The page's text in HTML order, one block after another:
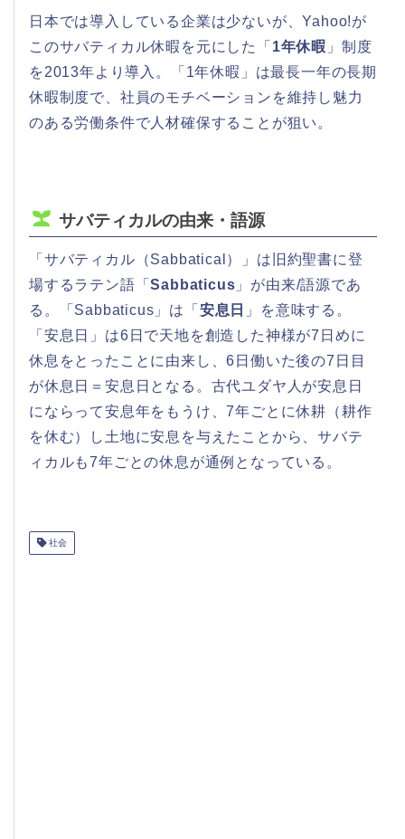
日本では導入している企業は少ないが、Yahoo!が
このサバティカル休暇を元にした「 1年休暇 」制度
を2013年より導入。「1年休暇」は最長一年の長期
休暇制度で、社員のモチベーションを維持し魅力
のある労働条件で人材確保することが狙い。
サバティカルの由来・語源
「サバティカル（Sabbatical）」は旧約聖書に登
場するラテン語「Sabbaticus 」が由来/語源であ
る。「Sabbaticus」は「 安息日
」を意味する。
「安息日」は6日で天地を創造した神様が7日めに
休息をとったことに由来し、6日働いた後の7日目
が休息日＝安息日となる。古代ユダヤ人が安息日
にならって安息年をもうけ、7年ごとに休耕（耕作
を休む）し土地に安息を与えたことから、サバテ
ィカルも7年ごとの休息が通例となっている。
社会